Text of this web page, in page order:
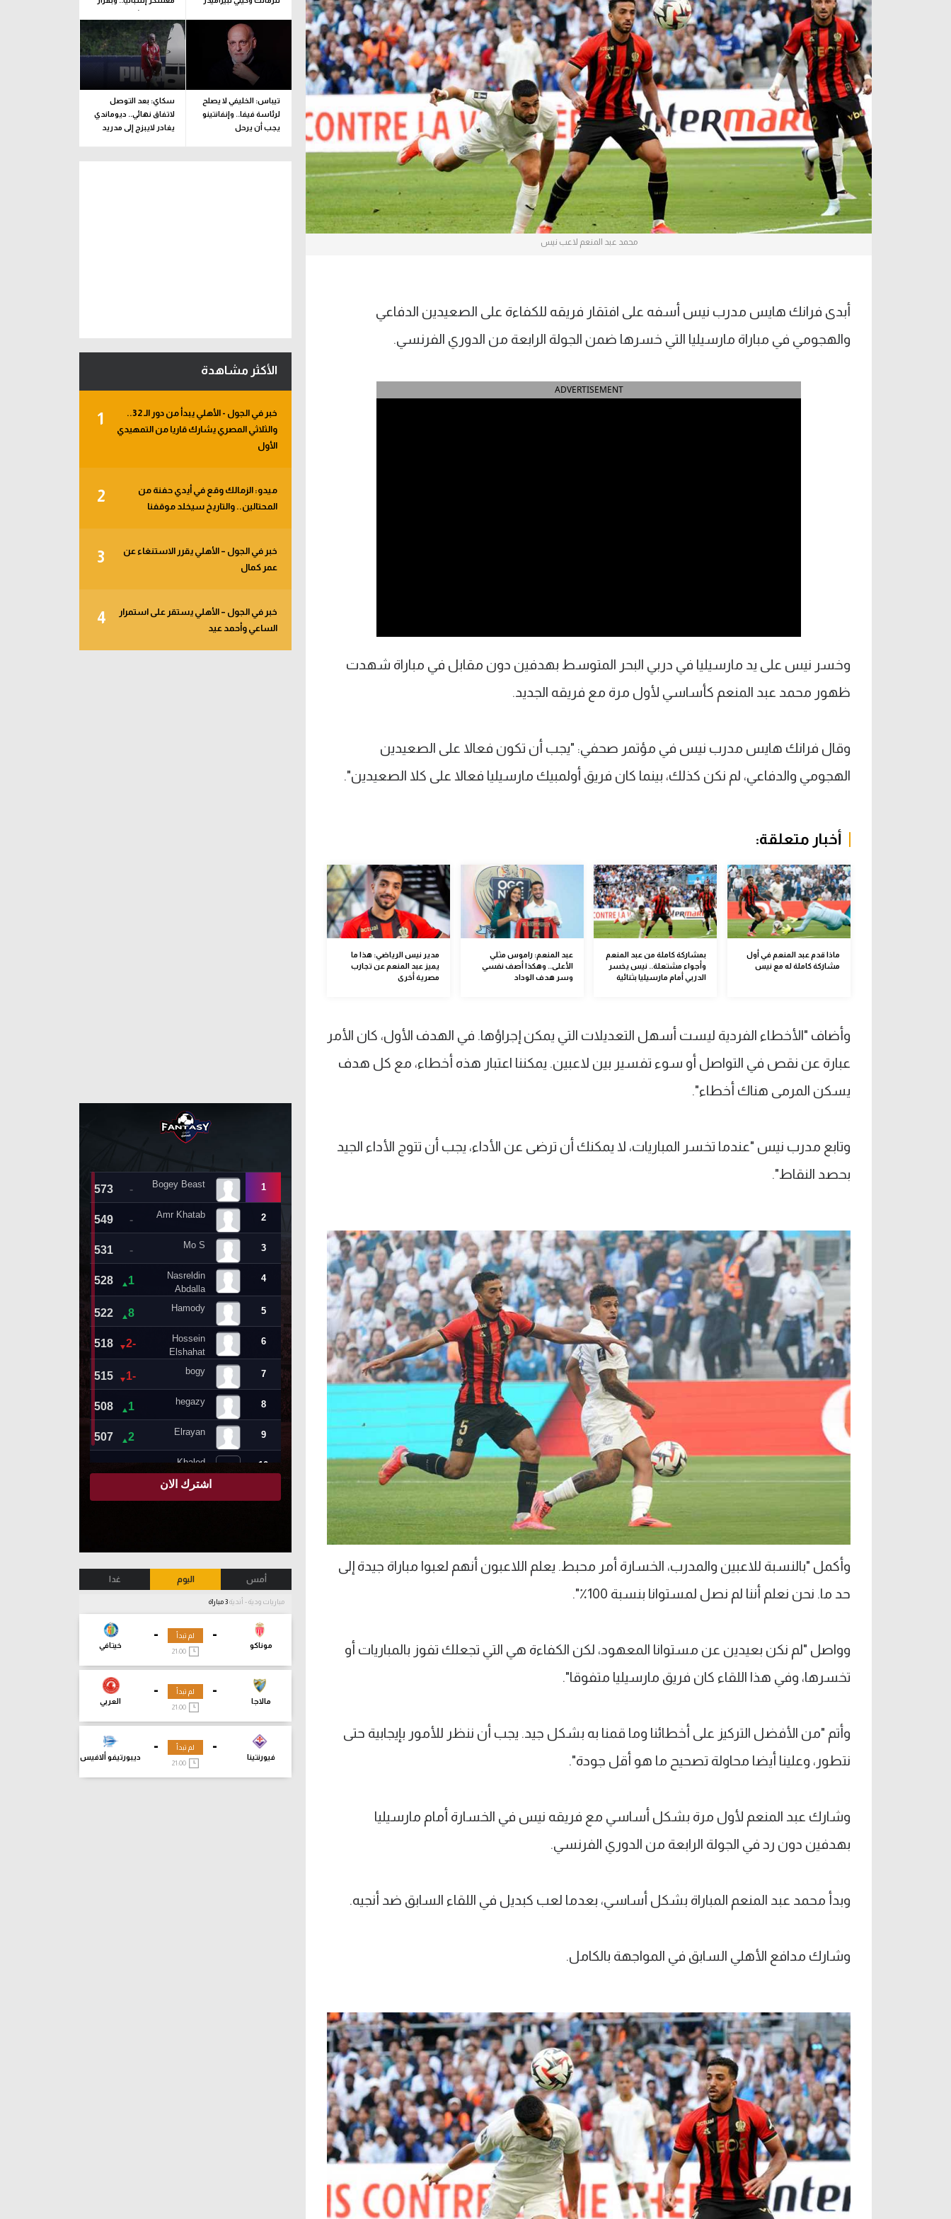
آراء حرة
ركن الألعاب
الدوري السعودي للمحترفين
دوري أبطال أوروبا
دوري أبطال إفريقيا
كل البطولات
دوري أبطال أوروبا
القسم الثاني
رياضات أخرى
آسيا
أمريكا
ركن الألعاب
محمد عبد المنعم لاعب نيس
أبدى فرانك هايس مدرب نيس أسفه على افتقار فريقه للكفاءة على الصعيدين الدفاعي
والهجومي في مباراة مارسيليا التي خسرها ضمن الجولة الرابعة من الدوري الفرنسي.
ADVERTISEMENT
وخسر نيس على يد مارسيليا في دربي البحر المتوسط بهدفين دون مقابل في مباراة شهدت
ظهور محمد عبد المنعم كأساسي لأول مرة مع فريقه الجديد.
وقال فرانك هايس مدرب نيس في مؤتمر صحفي: "يجب أن تكون فعالا على الصعيدين
الهجومي والدفاعي، لم نكن كذلك، بينما كان فريق أولمبيك مارسيليا فعالا على كلا الصعيدين".
أخبار متعلقة:
ماذا قدم عبد المنعم في أول
مشاركة كاملة له مع نيس
بمشاركة كاملة من عبد المنعم
وأجواء مشتعلة.. نيس يخسر
الدربي أمام مارسيليا بثنائية
عبد المنعم: راموس مثلي
الأعلى.. وهكذا أصف نفسي
وسر هدف الوداد
مدير نيس الرياضي: هذا ما
يميز عبد المنعم عن تجارب
مصرية أخرى
وأضاف "الأخطاء الفردية ليست أسهل التعديلات التي يمكن إجراؤها. في الهدف الأول، كان الأمر
عبارة عن نقص في التواصل أو سوء تفسير بين لاعبين. يمكننا اعتبار هذه أخطاء، مع كل هدف
يسكن المرمى هناك أخطاء".
وتابع مدرب نيس "عندما تخسر المباريات، لا يمكنك أن ترضى عن الأداء، يجب أن تتوج الأداء الجيد
بحصد النقاط".
وأكمل "بالنسبة للاعبين والمدرب، الخسارة أمر محبط. يعلم اللاعبون أنهم لعبوا مباراة جيدة إلى
حد ما. نحن نعلم أننا لم نصل لمستوانا بنسبة 100٪".
وواصل "لم نكن بعيدين عن مستوانا المعهود، لكن الكفاءة هي التي تجعلك تفوز بالمباريات أو
تخسرها، وفي هذا اللقاء كان فريق مارسيليا متفوقا".
وأتم "من الأفضل التركيز على أخطائنا وما قمنا به بشكل جيد. يجب أن ننظر للأمور بإيجابية حتى
نتطور، وعلينا أيضا محاولة تصحيح ما هو أقل جودة".
وشارك عبد المنعم لأول مرة بشكل أساسي مع فريقه نيس في الخسارة أمام مارسيليا
بهدفين دون رد في الجولة الرابعة من الدوري الفرنسي.
وبدأ محمد عبد المنعم المباراة بشكل أساسي، بعدما لعب كبديل في اللقاء السابق ضد أنجيه.
وشارك مدافع الأهلي السابق في المواجهة بالكامل.
يلحق بالبعثة
تيباس: الخليفي لا يصلح
لرئاسة فيفا.. وإنفانتينو
يجب أن يرحل
سكاي: بعد التوصل
لاتفاق نهائي.. ديوماندي
يغادر لايبزج إلى مدريد
الأكثر مشاهدة
1
خبر في الجول - الأهلي يبدأ من دور الـ 32..
والثلاثي المصري يشارك قاريا من التمهيدي
الأول
2
ميدو: الزمالك وقع في أيدي حفنة من
المحتالين.. والتاريخ سيخلد موقفنا
3
خبر في الجول – الأهلي يقرر الاستنغاء عن
عمر كمال
4
خبر في الجول – الأهلي يستقر على استمرار
الساعي وأحمد عيد
أمس اليوم غدا
مباريات ودية - أندية
-
موناكو
-
خيتافي
لم تبدأ
-
مالاجا
-
العربي
لم تبدأ
-
فيورنتينا
-
ديبورتيفو ألافيس
لم تبدأ